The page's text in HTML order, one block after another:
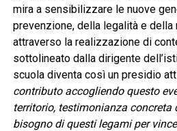
mira a sensibilizzare le nuove
prevenzione, della legalità e
attraverso la realizzazione di
sottolineato dalla dirigente
scuola diventa così un presidio
contributo accogliendo questo
territorio, testimonianza concreta
bisogno di questi legami per